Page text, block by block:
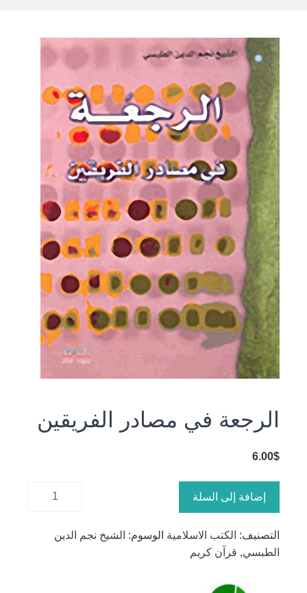
الرجعة في مصادر الفريقين
6.00$
الفريقين
إضافة إلى السلة
التصنيف: الكتب الاسلامية الوسوم: الشيخ نجم الدين
الطبسي, قرآن كريم